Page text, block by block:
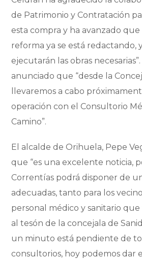
de Patrimonio y Contratación
esta compra y ha avanzado
reforma ya se está redactando,
ejecutarán las obras
anunciado que “desde la
llevaremos a cabo
operación con el Consultorio
Camino”.
El alcalde de Orihuela, Pepe
que “es una excelente noticia,
Correntías podrá disponer de
adecuadas, tanto para los
personal médico y sanitario que
al tesón de la concejala de
un minuto está pendiente de
consultorios, hoy podemos dar